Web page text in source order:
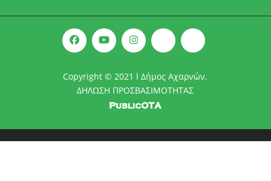
Copyright © 2021 l Δήμος Αχαρνών.
ΔΗΛΩΣΗ ΠΡΟΣΒΑΣΙΜΟΤΗΤΑΣ